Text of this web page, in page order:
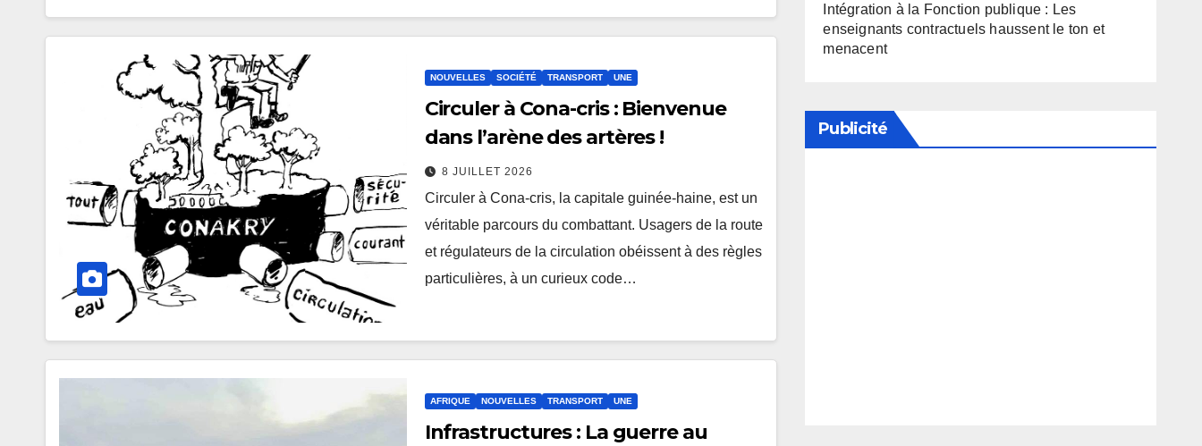
NOUVELLES SOCIÉTÉ TRANSPORT UNE
Circuler à Cona-cris : Bienvenue
dans l’arène des artères !
8 JUILLET 2026
Circuler à Cona-cris, la capitale guinée-haine, est un
véritable parcours du combattant. Usagers de la route
et régulateurs de la circulation obéissent à des règles
particulières, à un curieux code…
AFRIQUE NOUVELLES TRANSPORT UNE
Infrastructures : La guerre au
Intégration à la Fonction publique : Les
enseignants contractuels haussent le ton et
menacent
Publicité